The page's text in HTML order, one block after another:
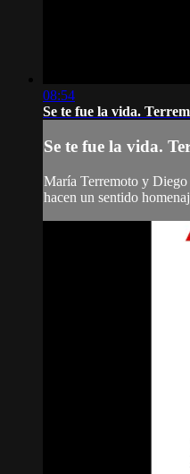
08:54
Se te fue la vida.
Se te fue la vida.
María Terremoto y
hacen un sentido